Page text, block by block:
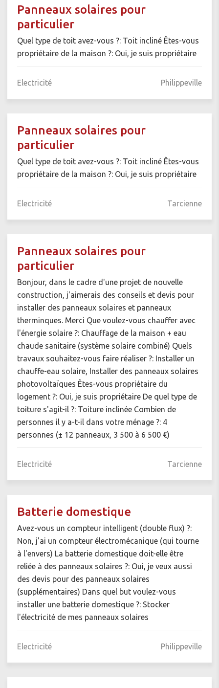
Panneaux solaires pour
particulier
Quel type de toit avez-vous ?: Toit incliné Êtes-vous
propriétaire de la maison ?: Oui, je suis propriétaire
Electricité Philippeville
Panneaux solaires pour
particulier
Quel type de toit avez-vous ?: Toit incliné Êtes-vous
propriétaire de la maison ?: Oui, je suis propriétaire
Electricité Tarcienne
Panneaux solaires pour
particulier
Bonjour, dans le cadre d'une projet de nouvelle
construction, j'aimerais des conseils et devis pour
installer des panneaux solaires et panneaux
therminques. Merci Que voulez-vous chauffer avec
l'énergie solaire ?: Chauffage de la maison + eau
chaude sanitaire (système solaire combiné) Quels
travaux souhaitez-vous faire réaliser ?: Installer un
chauffe-eau solaire, Installer des panneaux solaires
photovoltaïques Êtes-vous propriétaire du
logement ?: Oui, je suis propriétaire De quel type de
toiture s'agit-il ?: Toiture inclinée Combien de
personnes il y a-t-il dans votre ménage ?: 4
personnes (± 12 panneaux, 3 500 à 6 500 €)
Electricité Tarcienne
Batterie domestique
Avez-vous un compteur intelligent (double flux) ?:
Non, j'ai un compteur électromécanique (qui tourne
à l'envers) La batterie domestique doit-elle être
reliée à des panneaux solaires ?: Oui, je veux aussi
des devis pour des panneaux solaires
(supplémentaires) Dans quel but voulez-vous
installer une batterie domestique ?: Stocker
l'électricité de mes panneaux solaires
Electricité Philippeville